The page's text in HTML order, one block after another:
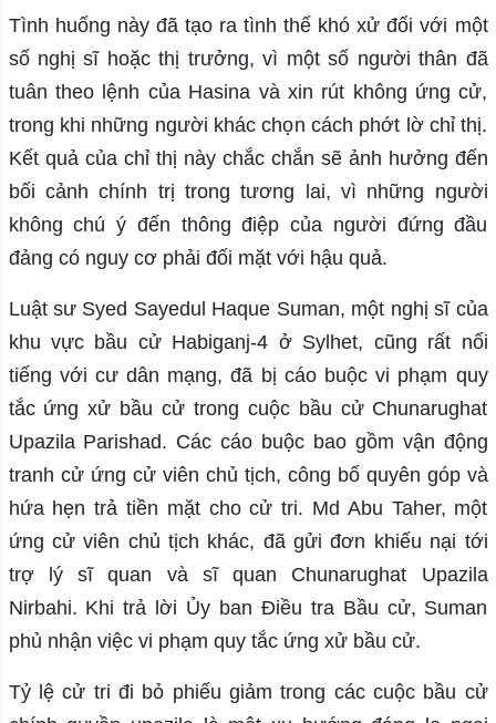
Tình huống này đã tạo ra tình thế khó xử đối với một
số nghị sĩ hoặc thị trưởng, vì một số người thân đã
tuân theo lệnh của Hasina và xin rút không ứng cử,
trong khi những người khác chọn cách phớt lờ chỉ thị.
Kết quả của chỉ thị này chắc chắn sẽ ảnh hưởng đến
bối cảnh chính trị trong tương lai, vì những người
không chú ý đến thông điệp của người đứng đầu
đảng có nguy cơ phải đối mặt với hậu quả.
Luật sư Syed Sayedul Haque Suman, một nghị sĩ của
khu vực bầu cử Habiganj-4 ở Sylhet, cũng rất nổi
tiếng với cư dân mạng, đã bị cáo buộc vi phạm quy
tắc ứng xử bầu cử trong cuộc bầu cử Chunarughat
Upazila Parishad. Các cáo buộc bao gồm vận động
tranh cử ứng cử viên chủ tịch, công bố quyên góp và
hứa hẹn trả tiền mặt cho cử tri. Md Abu Taher, một
ứng cử viên chủ tịch khác, đã gửi đơn khiếu nại tới
trợ lý sĩ quan và sĩ quan Chunarughat Upazila
Nirbahi. Khi trả lời Ủy ban Điều tra Bầu cử, Suman
phủ nhận việc vi phạm quy tắc ứng xử bầu cử.
Tỷ lệ cử tri đi bỏ phiếu giảm trong các cuộc bầu cử